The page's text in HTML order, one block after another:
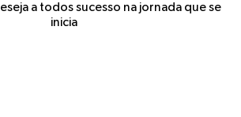
a todos sucesso na jornada que se
inicia